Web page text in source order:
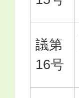
議第
16号